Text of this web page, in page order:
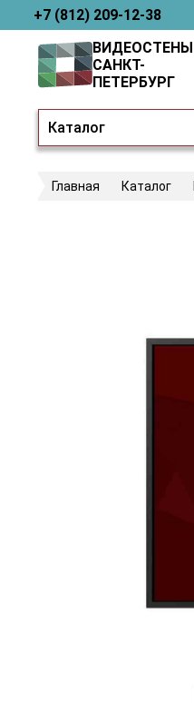
+7 (812) 209-12-38
Каталог
ВИДЕОСТЕНЫ
САНКТ-
ПЕТЕРБУРГ
Главная Каталог